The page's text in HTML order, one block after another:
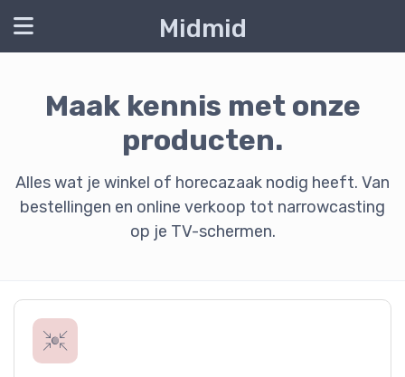
Midmid
Maak kennis met onze
producten.
Alles wat je winkel of horecazaak nodig heeft. Van
bestellingen en online verkoop tot narrowcasting
op je TV-schermen.